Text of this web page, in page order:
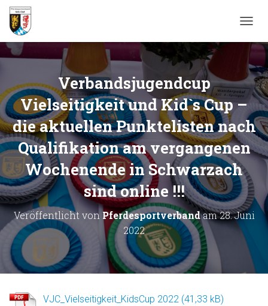
A
V
G
A
O
N
U
M
C
H
A
L
N
Verbandsjugendcup
Vielseitigkeit und Kid`s Cup –
die aktuellen Punktelisten nach
Qualifikation am vergangenen
Wochenende in Schwarzach
sind online !!!
Veröffentlicht von Pferdesportverbandam28. Juni
2022
VJC_Vielseitigkeit_KidsCup 2022